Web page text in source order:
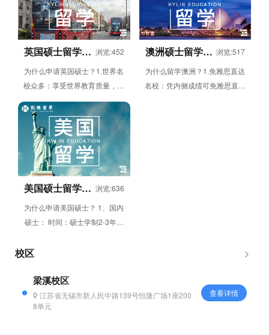
英国硕士留学申 浏览:452
为什么申请英国硕士？1.世界名
校众多：享受世界教育质量，可
进入牛津、剑桥、伦敦政经、帝
国理工等世界名校。2.世界名校
众多...
澳洲硕士留学申 浏览:517
为什么留学澳洲？1.免雅思直达
名校：凭内侧成绩可免雅思直接
美国硕士留学申 浏览:636
为什么申请美国硕士？ 1、国内
硕士： 时间：硕士学制2-3年，
考试分数为准，标准单一； 学...
校区
梁溪校区
江苏省无锡市新人民中路139号恒隆广场1座200
8单元
查看详情